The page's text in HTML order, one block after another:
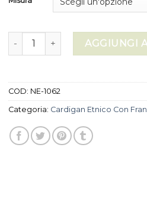
cardigan etnico con frange
AGGIUNGI
COD: NE-1062
Categoria: Cardigan Etnico Con